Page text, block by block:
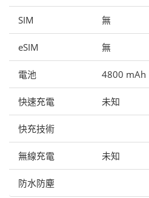
SIM 無
eSIM 無
電池 4800 mAh
快速充電 未知
快充技術
無線充電 未知
防水防塵